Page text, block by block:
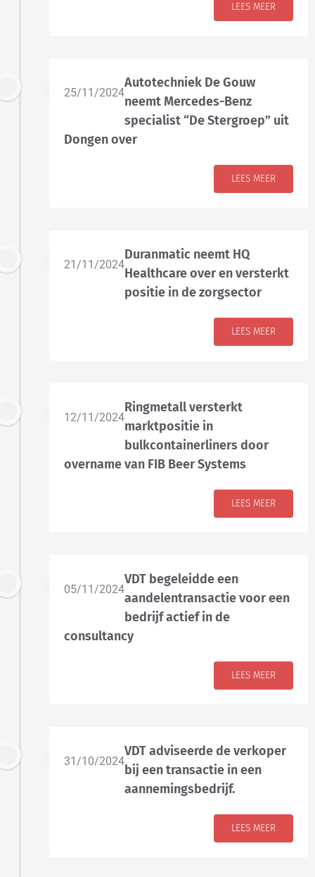
LEES MEER
25/11/2024
Autotechniek De Gouw
neemt Mercedes-Benz
specialist “De Stergroep” uit
Dongen over
LEES MEER
21/11/2024
Duranmatic neemt HQ
Healthcare over en versterkt
positie in de zorgsector
LEES MEER
12/11/2024
Ringmetall versterkt
marktpositie in
bulkcontainerliners door
overname van FIB Beer Systems
LEES MEER
05/11/2024
VDT begeleidde een
aandelentransactie voor een
bedrijf actief in de
consultancy
LEES MEER
31/10/2024
VDT adviseerde de verkoper
bij een transactie in een
aannemingsbedrijf.
LEES MEER